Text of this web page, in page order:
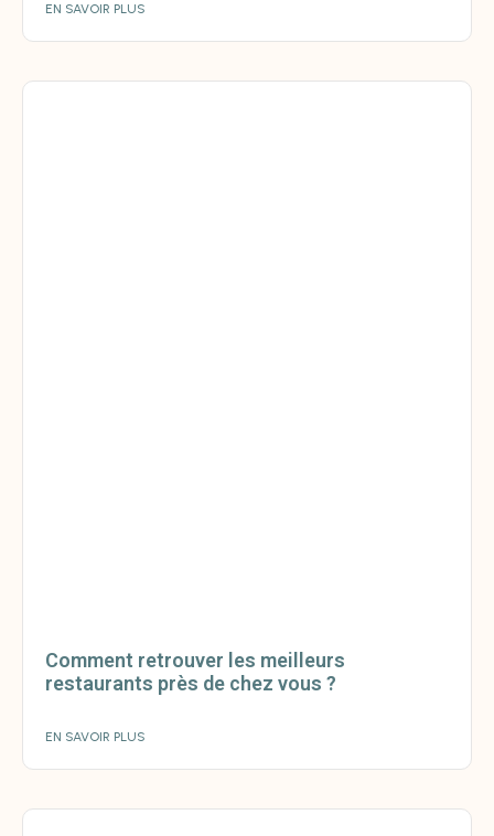
EN SAVOIR PLUS
Comment retrouver les meilleurs
restaurants près de chez vous ?
EN SAVOIR PLUS